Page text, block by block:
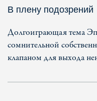
В плену подозрений
Долгоиграющая тема
сомнительной
клапаном для выхода